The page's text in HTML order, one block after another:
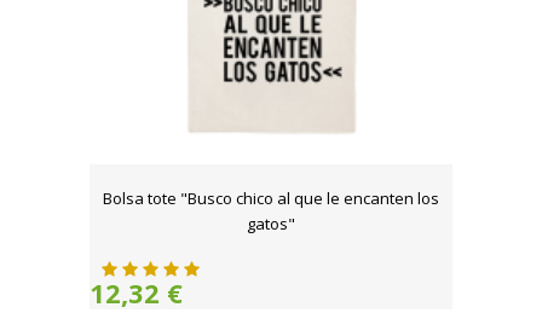
Bolsa tote "Busco chico al que le encanten los
gatos"
12,32 €